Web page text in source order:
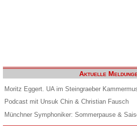
Aktuelle
Moritz Eggert. UA im Steingraeber
Podcast mit Unsuk Chin & Christian Fausch
Münchner Symphoniker: Sommerpause &